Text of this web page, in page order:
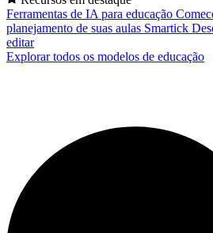
Ferramentas de IA para educação
planejamento de suas aulas Smartick
editar
Explorar todos os modelos de educação